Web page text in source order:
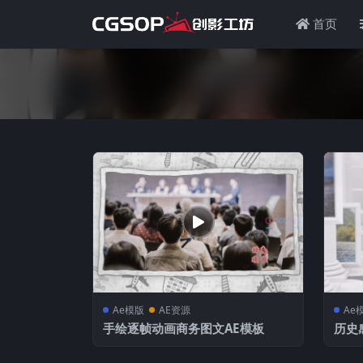
首页
Ae模版 AE资源
手绘逐帧动画商务图文AE模板
Ae
历史